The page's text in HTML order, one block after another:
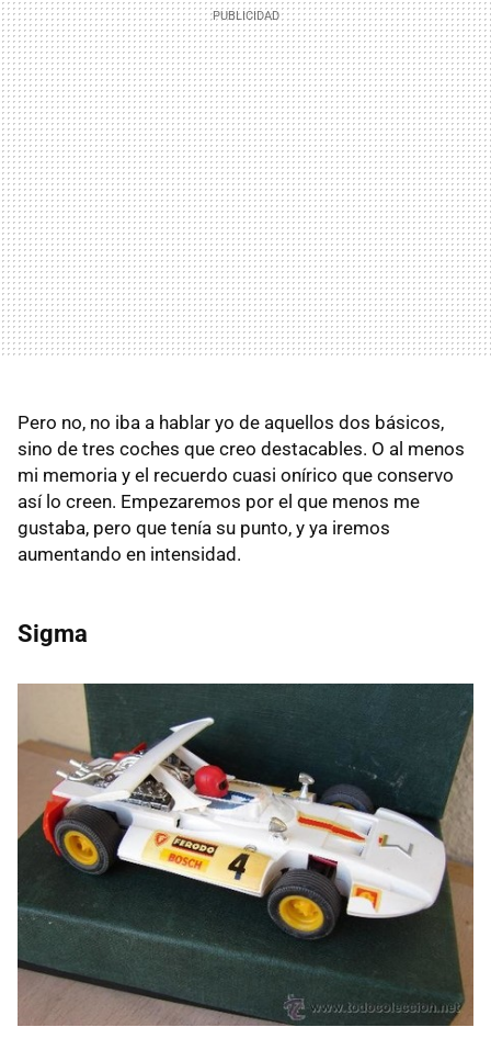
Pero no, no iba a hablar yo de aquellos dos básicos,
sino de tres coches que creo destacables. O al menos
mi memoria y el recuerdo cuasi onírico que conservo
así lo creen. Empezaremos por el que menos me
gustaba, pero que tenía su punto, y ya iremos
aumentando en intensidad.
Sigma